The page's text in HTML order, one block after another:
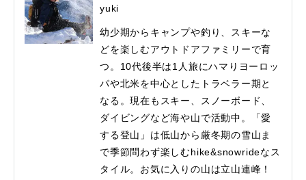
yuki
幼少期からキャンプや釣り、スキーな
どを楽しむアウトドアファミリーで育
つ。10代後半は1人旅にハマりヨーロッ
パや北米を中心としたトラベラー期と
なる。現在もスキー、スノーボード、
ダイビングなど海や山で活動中。「愛
する登山」は低山から厳冬期の雪山ま
で季節問わず楽しむhike&snowrideなス
タイル。お気に入りの山は立山連峰！